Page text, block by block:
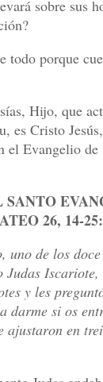
sobre sus
todo porque
Hijo, que
es Cristo
el Evangelio
26, 14-25:
uno de los
Judas Iscariote,
y les
darme si os
ajustaron en